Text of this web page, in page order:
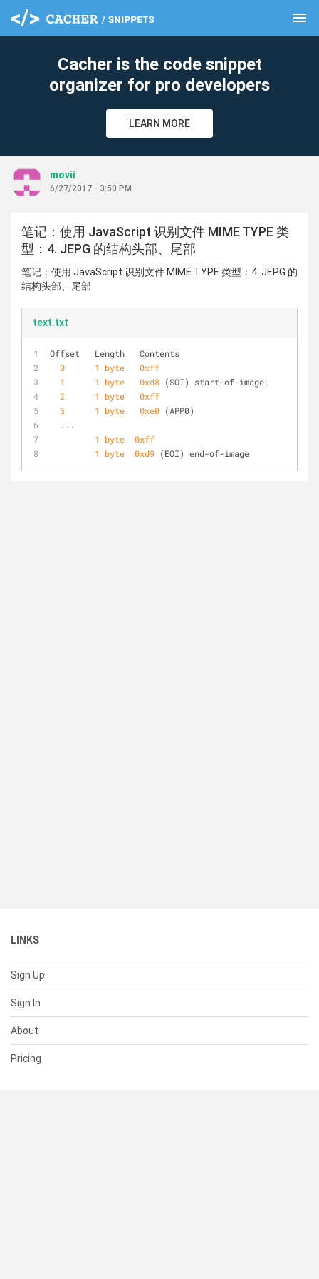
menu
Cacher is the code snippet
organizer for pro developers
LEARN MORE
movii
6/27/2017 - 3:50 PM
笔记：使用 JavaScript 识别文件 MIME TYPE 类
型：4. JEPG 的结构头部、尾部
笔记：使用 JavaScript 识别文件 MIME TYPE 类型：4. JEPG 的
结构头部、尾部
text.txt
Offset   Length   Contents
0
1 byte
0xff
1
1 byte 0xd8 (SOI) start-of-image
2
1 byte
0xff
3
1 byte 0xe0 (APP0)
  ...
1
byte
0xff
1
byte 0xd9 (EOI) end-of-image
LINKS
Sign Up
Sign In
About
Pricing
clear